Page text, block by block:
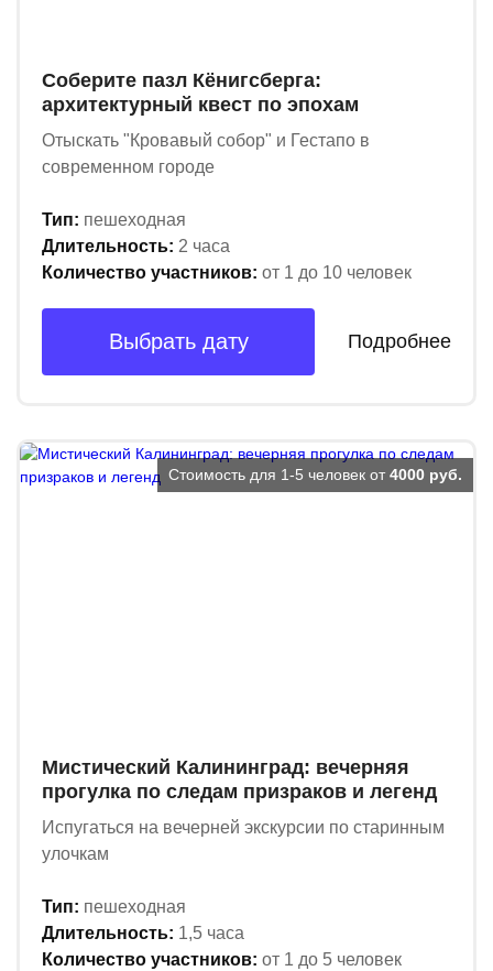
Соберите пазл Кёнигсберга:
архитектурный квест по эпохам
Отыскать "Кровавый собор" и Гестапо в
современном городе
Тип: пешеходная
Длительность: 2 часа
Количество участников: от 1 до 10 человек
Выбрать дату Подробнее
Мистический Калининград: вечерняя
прогулка по следам призраков и легенд
Испугаться на вечерней экскурсии по старинным
улочкам
Тип: пешеходная
Длительность: 1,5 часа
Количество участников: от 1 до 5 человек
Стоимость для 1-5 человек от 4000 руб.